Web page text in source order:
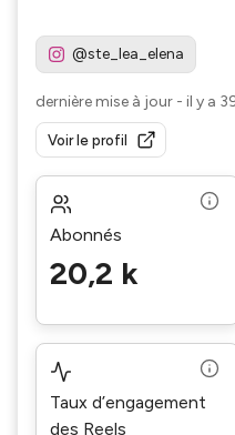
@ste_lea_elena
dernière mise à jour - il y a
Voir le profil
Abonnés
20,2 k
Taux d’engagement
des Reels